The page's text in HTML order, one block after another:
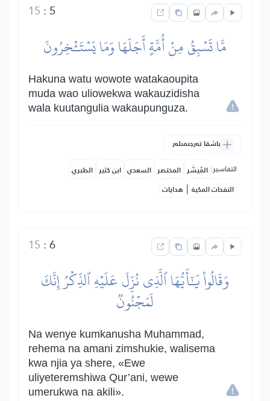
5
:
15
مَّا تَسۡبِقُ مِنۡ أُمَّةٍ أَجَلَهَا وَمَا يَسۡتَـٔۡخِرُونَ
Hakuna watu wowote watakaoupita
muda wao uliowekwa wakauzidisha
wala kuutangulia wakaupunguza.
باشقا تەرجىمىلەر
التفاسير: المُيسَّر المختصر السعدي ابن كثير الطبري
النفحات المكية | هدايات
6
:
15
وَقَالُواْ يَٰٓأَيُّهَا ٱلَّذِي نُزِّلَ عَلَيۡهِ ٱلذِّكۡرُ إِنَّكَ
لَمَجۡنُونٞ
Na wenye kumkanusha Muhammad,
rehema na amani zimshukie, walisema
kwa njia ya shere, «Ewe
uliyeteremshiwa Qur’ani, wewe
umerukwa na akili».